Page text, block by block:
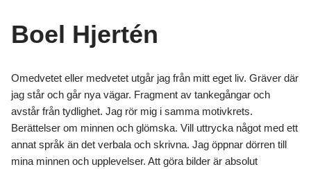
Boel Hjertén
Omedvetet eller medvetet utgår jag från mitt eget liv. Gräver där
jag står och går nya vägar. Fragment av tankegångar och
avstår från tydlighet. Jag rör mig i samma motivkrets.
Berättelser om minnen och glömska. Vill uttrycka något med ett
annat språk än det verbala och skrivna. Jag öppnar dörren till
mina minnen och upplevelser. Att göra bilder är absolut